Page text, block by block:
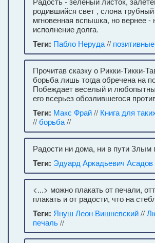
родившийся свет , слона
мгновенная вспышка, но вернее
исполнение долга.
Теги: Пабло Неруда//
Прочитав сказку о Рикки-Тикки-
борьба лишь тогда обречена на
Побеждает веселый и
его всерьез обозлившегося
Теги: Макс Фрай// Книга для
//борьба//
Радости ни дома, ни в пути Злым
Теги: Эдуард Аркадьевич Асадов
<...> можно плакать от печали,
плакать и от радости, что на
Теги: Януш Леон Вишневский//
печаль//